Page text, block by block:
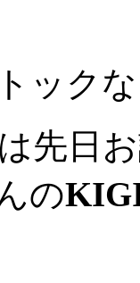
ック
先日
の